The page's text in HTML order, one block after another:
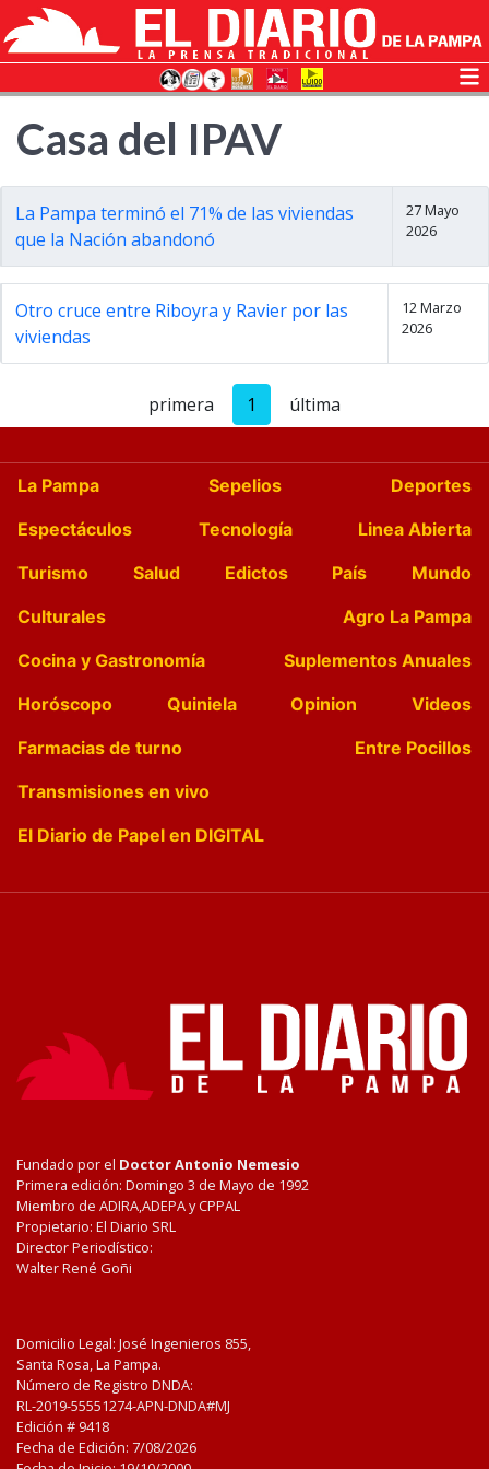
Casa del IPAV
La Pampa terminó el 71% de las viviendas
que la Nación abandonó
27 Mayo
2026
Otro cruce entre Riboyra y Ravier por las
viviendas
12 Marzo
2026
primera 1 última
La Pampa Sepelios
Deportes
Espectáculos
Tecnología
Linea Abierta
Turismo
Salud Edictos País
Mundo
Culturales
Agro La Pampa
Cocina y Gastronomía
Suplementos Anuales
Horóscopo
Quiniela Opinion
Videos
Farmacias de turno
Entre Pocillos
Transmisiones en vivo
El Diario de Papel en DIGITAL
Fundado por el Doctor Antonio Nemesio
Primera edición: Domingo 3 de Mayo de 1992
Miembro de ADIRA,ADEPA y CPPAL
Propietario: El Diario SRL
Director Periodístico:
Walter René Goñi
Domicilio Legal: José Ingenieros 855,
Santa Rosa, La Pampa.
Número de Registro DNDA:
RL-2019-55551274-APN-DNDA#MJ
Edición # 9418
Fecha de Edición: 7/08/2026